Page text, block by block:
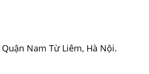
Nam Từ Liêm, Hà Nội.